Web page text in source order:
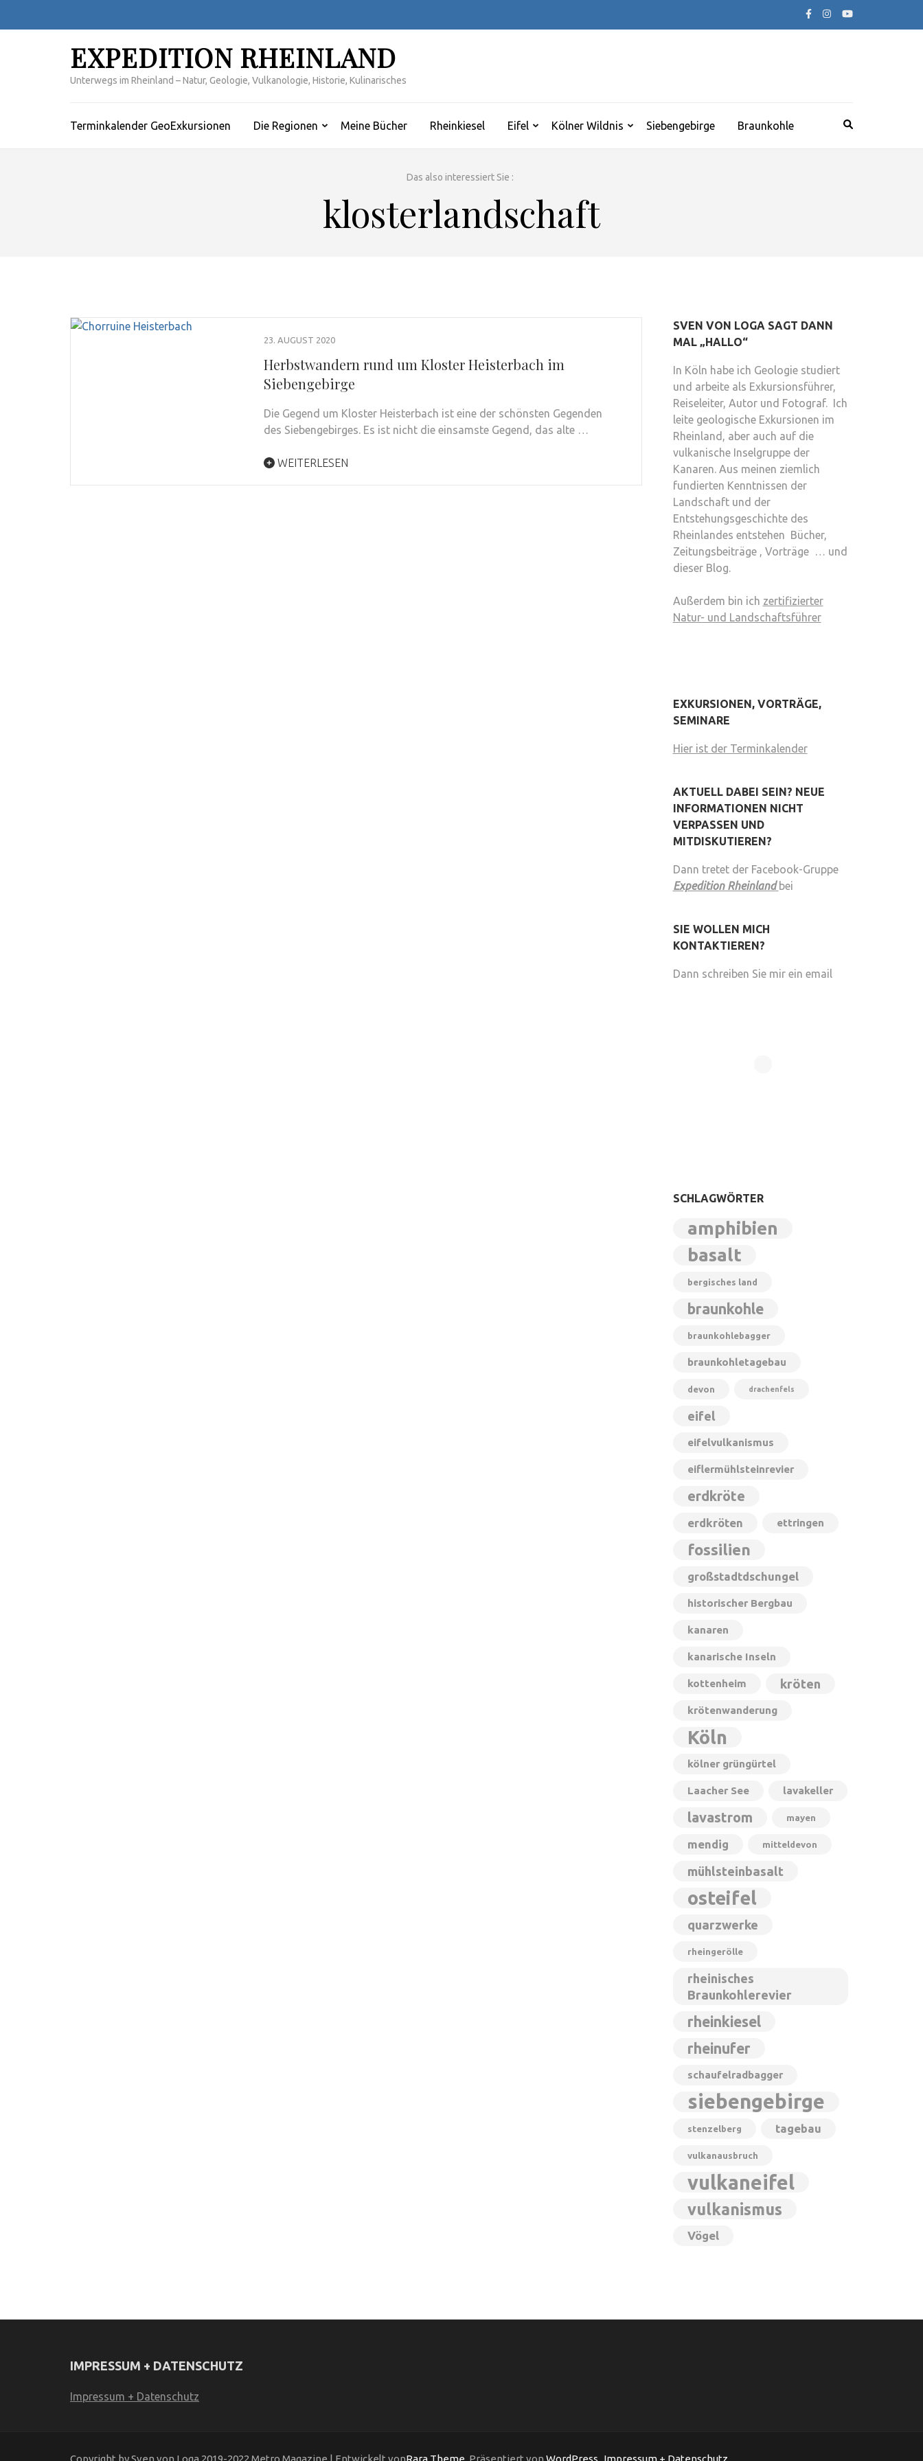
EXPEDITION RHEINLAND
Unterwegs im Rheinland – Natur, Geologie, Vulkanologie, Historie, Kulinarisches
Terminkalender GeoExkursionen Die Regionen Meine Bücher Rheinkiesel Eifel Kölner Wildnis Siebengebirge Braunkohle
Das also interessiert Sie :
klosterlandschaft
23. AUGUST 2020
Herbstwandern rund um Kloster Heisterbach im
Siebengebirge
Die Gegend um Kloster Heisterbach ist eine der schönsten Gegenden
des Siebengebirges. Es ist nicht die einsamste Gegend, das alte …
WEITERLESEN
SVEN VON LOGA SAGT DANN
MAL „HALLO“
In Köln habe ich Geologie studiert
und arbeite als Exkursionsführer,
Reiseleiter, Autor und Fotograf. Ich
leite geologische Exkursionen im
Rheinland, aber auch auf die
vulkanische Inselgruppe der
Kanaren. Aus meinen ziemlich
fundierten Kenntnissen der
Landschaft und der
Entstehungsgeschichte des
Rheinlandes entstehen Bücher,
Zeitungsbeiträge , Vorträge … und
dieser Blog.
Außerdem bin ich zertifizierter
Natur- und Landschaftsführer
EXKURSIONEN, VORTRÄGE,
SEMINARE
Hier ist der Terminkalender
AKTUELL DABEI SEIN? NEUE
INFORMATIONEN NICHT
VERPASSEN UND
MITDISKUTIEREN?
Dann tretet der Facebook-Gruppe
Expedition Rheinland bei
SIE WOLLEN MICH
KONTAKTIEREN?
Dann schreiben Sie mir ein email
SCHLAGWÖRTER
amphibien
basalt
bergisches land
braunkohle
braunkohlebagger
braunkohletagebau
devon drachenfels
eifel
eifelvulkanismus
eiflermühlsteinrevier
erdkröte
erdkröten ettringen
fossilien
großstadtdschungel
historischer Bergbau
kanaren
kanarische Inseln
kottenheim kröten
krötenwanderung
Köln
kölner grüngürtel
Laacher See lavakeller
lavastrom mayen
mendig mitteldevon
mühlsteinbasalt
osteifel
quarzwerke
rheingerölle
rheinisches
Braunkohlerevier
rheinkiesel
rheinufer
schaufelradbagger
siebengebirge
stenzelberg tagebau
vulkanausbruch
vulkaneifel
vulkanismus
Vögel
IMPRESSUM + DATENSCHUTZ
Impressum + Datenschutz
Copyright by Sven von Loga 2019-2022 Metro Magazine | Entwickelt vonRara Theme . Präsentiert von WordPress Impressum + Datenschutz